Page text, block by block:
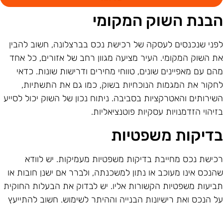
השוק המקומי
שנכנסים לעסקה של רכישת נכס בברצלונה, חשוב להבין
השוק המקומי. העיר מציעה מגוון רחב של אזורים, כל אחד
עם מאפיינים שונים, טווחי מחירים ודרישות שונות. כדאי
את המגמות הנוכחיות בשוק, כמו גם את התשתיות,
והאטרקציות בסביבה. ניתוח נכון של השוק יכול לסייע
הזדמנויות עסקיות פוטנציאליות.
משפטיות
נכס מחייבת בדיקות משפטיות מעמיקות. יש לוודא
אינו מעוכב או נתון למשכנתה, ולברר אם ישנן חובות או
משפטיות הקשורות אליו. יש לבדוק את הבעלות החוקית
הנכס ואת רישיונות הבנייה וההיתר לשימוש. חשוב להתייעץ